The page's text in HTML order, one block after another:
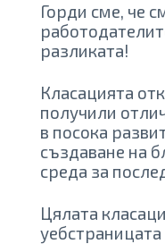
Горди сме, че
разликата!
Класацията
получили
в посока
създаване на
среда за
Цялата
уебстраницата